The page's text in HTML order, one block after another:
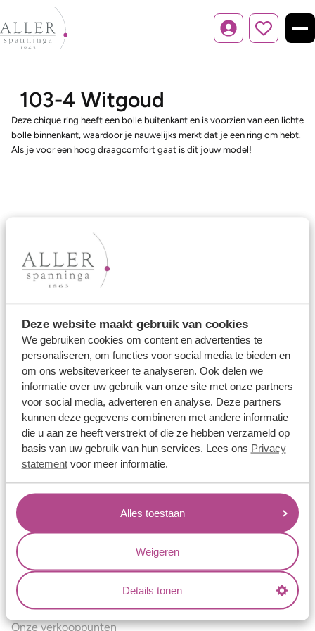
Deze website maakt gebruik van cookies
We gebruiken cookies om content en advertenties te
personaliseren, om functies voor social media te bieden en
om ons websiteverkeer te analyseren. Ook delen we
informatie over uw gebruik van onze site met onze partners
voor social media, adverteren en analyse. Deze partners
kunnen deze gegevens combineren met andere informatie
die u aan ze heeft verstrekt of die ze hebben verzameld op
basis van uw gebruik van hun services. Lees ons Privacy
statementvoor meer informatie.
Alles toestaan
Weigeren
Details tonen
Inloggen
103-4 Witgoud
Deze chique ring heeft een bolle buitenkant en is voorzien van een lichte
bolle binnenkant, waardoor je nauwelijks merkt dat je een ring om hebt.
Als je voor een hoog draagcomfort gaat is dit jouw model!
Ons aanbod
Trouwringen
Verlovingsringen
Vriendschapsringen
Over ons
Aller Spanninga
Historie
Certificaten
Blogs
Jouw voordelen
Conflictvrije Materialen
Oneindig veel mogelijkheden
Kwaliteit
Juweliers & Contact
Onze verkooppunten